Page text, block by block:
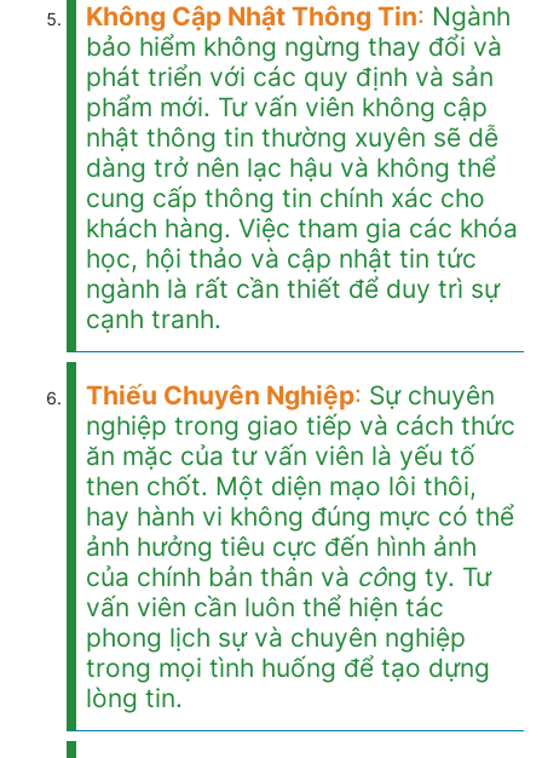
Không Cập Nhật Thông Tin: Ngành
bảo hiểm không ngừng thay đổi và
phát triển với các quy định và sản
phẩm mới. Tư vấn viên không cập
nhật thông tin thường xuyên sẽ dễ
dàng trở nên lạc hậu và không thể
cung cấp thông tin chính xác cho
khách hàng. Việc tham gia các khóa
học, hội thảo và cập nhật tin tức
ngành là rất cần thiết để duy trì sự
cạnh tranh.
Thiếu Chuyên Nghiệp: Sự chuyên
nghiệp trong giao tiếp và cách thức
ăn mặc của tư vấn viên là yếu tố
then chốt. Một diện mạo lôi thôi,
hay hành vi không đúng mực có thể
ảnh hưởng tiêu cực đến hình ảnh
của chính bản thân và công ty. Tư
vấn viên cần luôn thể hiện tác
phong lịch sự và chuyên nghiệp
trong mọi tình huống để tạo dựng
lòng tin.